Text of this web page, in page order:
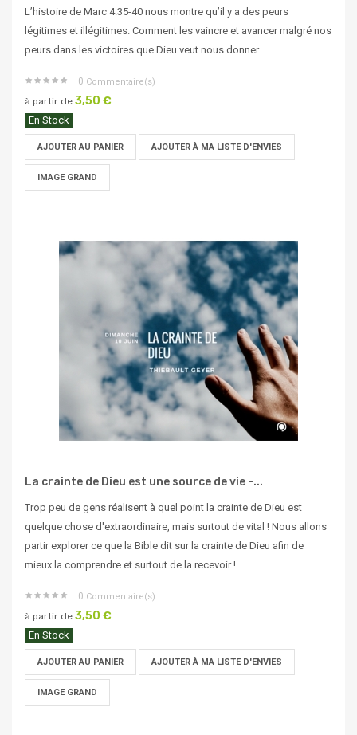
L’histoire de Marc 4.35-40 nous montre qu’il y a des peurs
légitimes et illégitimes. Comment les vaincre et avancer malgré nos
peurs dans les victoires que Dieu veut nous donner.
0 Commentaire(s)
à partir de 3,50 €
En Stock
AJOUTER AU PANIER AJOUTER À MA LISTE D'ENVIES
IMAGE GRAND
La crainte de Dieu est une source de vie -...
Trop peu de gens réalisent à quel point la crainte de Dieu est
quelque chose d'extraordinaire, mais surtout de vital ! Nous allons
partir explorer ce que la Bible dit sur la crainte de Dieu afin de
mieux la comprendre et surtout de la recevoir !
0 Commentaire(s)
à partir de 3,50 €
En Stock
AJOUTER AU PANIER AJOUTER À MA LISTE D'ENVIES
IMAGE GRAND